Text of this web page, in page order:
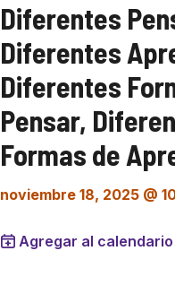
Diferentes
Diferentes
Diferentes
Pensar,
Formas de
noviembre 18, 2025 @
Agregar al calendario